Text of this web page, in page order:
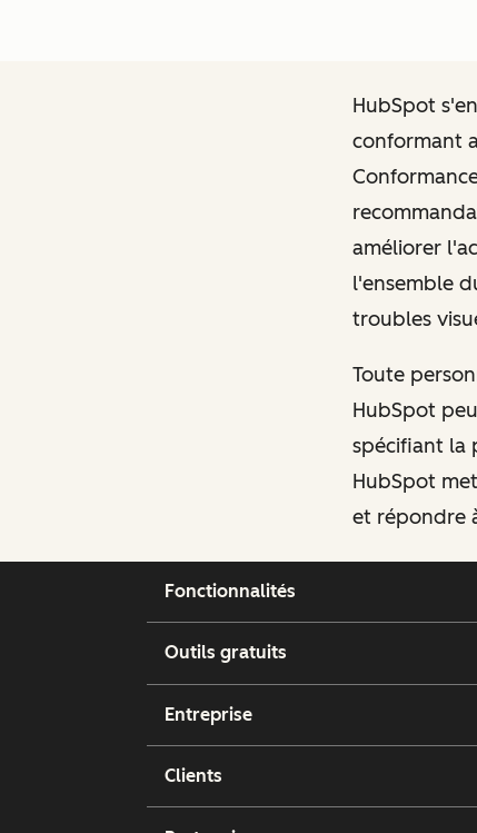
HubSpot
conformant
améliorer
l'ensemble
troubles
Toute
HubSpot
spécifiant la
HubSpot
et répondre
Fonctionnalités
Outils gratuits
Entreprise
Clients